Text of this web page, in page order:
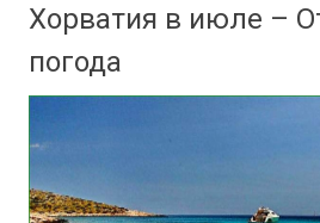
Хорватия в июле –
погода